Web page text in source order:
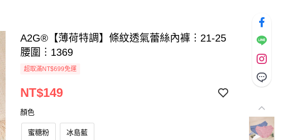
A2G®【薄荷特調】條紋透氣蕾絲內褲︙21-25
腰圍︙1369
超取滿NT$699免運
NT$149
顏色
蜜糖粉 冰島藍